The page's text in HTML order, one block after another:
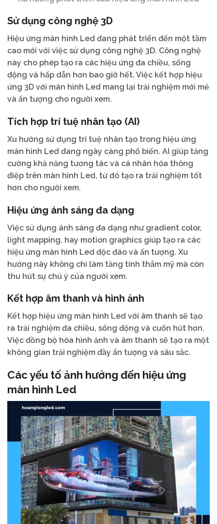
Sử dụng công nghệ 3D
Hiệu ứng màn hình Led đang phát triển đến một tầm
cao mới với việc sử dụng công nghệ 3D. Công nghệ
này cho phép tạo ra các hiệu ứng đa chiều, sống
động và hấp dẫn hơn bao giờ hết. Việc kết hợp hiệu
ứng 3D với màn hình Led mang lại trải nghiệm mới mẻ
và ấn tượng cho người xem.
Tích hợp trí tuệ nhân tạo (AI)
Xu hướng sử dụng trí tuệ nhân tạo trong hiệu ứng
màn hình Led đang ngày càng phổ biến. AI giúp tăng
cường khả năng tương tác và cá nhân hóa thông
điệp trên màn hình Led, từ đó tạo ra trải nghiệm tốt
hơn cho người xem.
Hiệu ứng ánh sáng đa dạng
Việc sử dụng ánh sáng đa dạng như gradient color,
light mapping, hay motion graphics giúp tạo ra các
hiệu ứng màn hình Led độc đáo và ấn tượng. Xu
hướng này không chỉ làm tăng tính thẩm mỹ mà còn
thu hút sự chú ý của người xem.
Kết hợp âm thanh và hình ảnh
Kết hợp hiệu ứng màn hình Led với âm thanh sẽ tạo
ra trải nghiệm đa chiều, sống động và cuốn hút hơn.
Việc đồng bộ hóa hình ảnh và âm thanh sẽ tạo ra một
không gian trải nghiệm đầy ấn tượng và sâu sắc.
Các yếu tố ảnh hưởng đến hiệu ứng
màn hình Led